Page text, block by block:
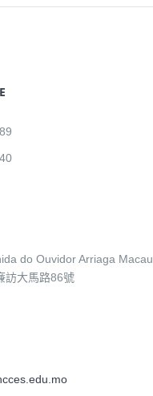
do Ouvidor Arriaga Macau
訪大馬路86號